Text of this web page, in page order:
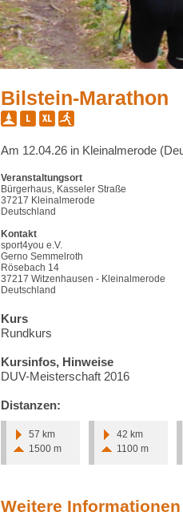
Bilstein-Marathon
Am 12.04.26 in Kleinalmerode
Veranstaltungsort
Bürgerhaus, Kasseler Straße
37217 Kleinalmerode
Deutschland
Kontakt
sport4you e.V.
Gerno Semmelroth
Rösebach 14
37217 Witzenhausen - Kleinalmerode
Deutschland
Kurs
Rundkurs
Kursinfos, Hinweise
DUV-Meisterschaft 2016
Distanzen:
57 km
1500 m
42 km
1100 m
Weitere Informationen